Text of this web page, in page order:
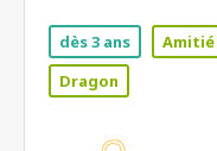
dès 3 ans Amitié
Dragon